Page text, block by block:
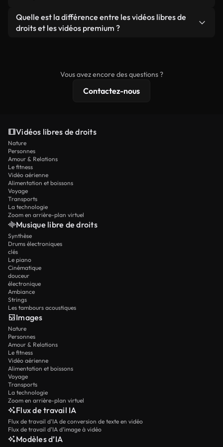
que produit autonome.
filigrane. Vous obtenez des images nettes et
prêtes à l'emploi.
Oui. Vous pouvez librement découper, recadrer ou
remixer nos vidéos. Assurez-vous simplement que
Quelle est la différence entre les vidéos libres de
droits et les vidéos premium ?
résolution 4K et des protections de licence
Vous avez encore des questions ?
Contactez-nous
Vidéos libres de droits
Nature
Personnes
Amour & Relations
Le fitness
Vidéo aérienne
Alimentation et boissons
Voyage
Transports
La technologie
Zoom en arrière-plan virtuel
Musique libre de droits
Synthèse
Drums électroniques
clés
Le piano
Cinématique
douceur
électronique
Ambiance
Strings
Les tambours acoustiques
Images
Nature
Personnes
Amour & Relations
Le fitness
Vidéo aérienne
Alimentation et boissons
Voyage
Transports
La technologie
Zoom en arrière-plan virtuel
Flux de travail IA
Flux de travail d’IA de conversion de texte en vidéo
Flux de travail d’IA d’image à vidéo
Modèles d’IA